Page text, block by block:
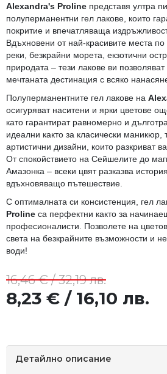
Alexandra's Proline представя ултра
полуперманентни гел лакове, които
покритие и впечатляваща
Вдъхновени от най-красивите места по
реки, безкрайни морета, екзотични
природата – тези лакове ви
мечтаната дестинация с всяко
Полуперманентните гел лакове на
осигуряват наситени и ярки цветове
като гарантират равномерно и
идеални както за класически маникюр,
артистични дизайни, които разкриват
От спокойствието на Сейшелите до
Амазонка – всеки цвят разказва
вдъхновяващо пътешествие.
С оптималната си консистенция, гел
Proline са перфектни както за
професионалисти. Позволете на
света на безкрайните възможности и
води!
8,23 € / 16,10 лв.
16,46 € / 32,19 лв.
Детайлно описание